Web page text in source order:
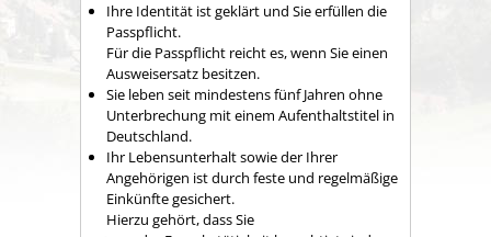
Ihre Identität ist geklärt und Sie erfüllen die
Passpflicht.
Für die Passpflicht reicht es, wenn Sie einen
Ausweisersatz besitzen.
Sie leben seit mindestens fünf Jahren ohne
Unterbrechung mit einem Aufenthaltstitel in
Deutschland.
Ihr Lebensunterhalt sowie der Ihrer
Angehörigen ist durch feste und regelmäßige
Einkünfte gesichert.
Hierzu gehört, dass Sie